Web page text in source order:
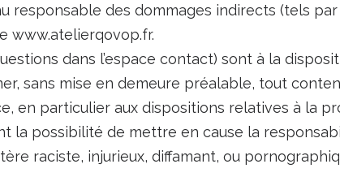
des dommages indirects (tels par
www.atelierqovop.fr.
dans l’espace contact) sont à la
sans mise en demeure préalable, tout
en particulier aux dispositions relatives à la
la possibilité de mettre en cause la
raciste, injurieux, diffamant, ou